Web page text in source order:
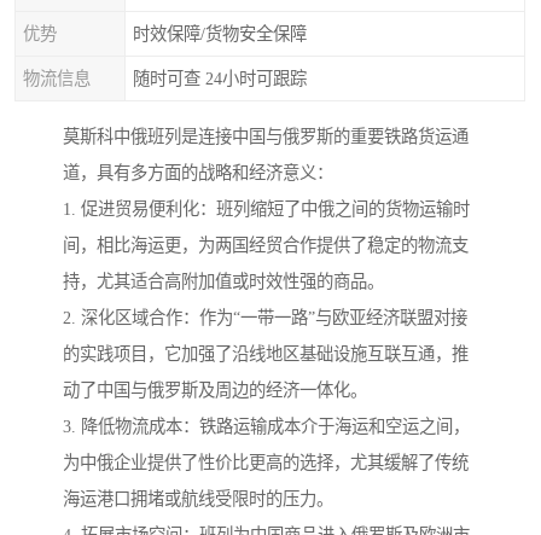
优势 时效保障/货物安全保障
物流信息 随时可查 24小时可跟踪
莫斯科中俄班列是连接中国与俄罗斯的重要铁路货运通
道，具有多方面的战略和经济意义：
1. 促进贸易便利化：班列缩短了中俄之间的货物运输时
间，相比海运更，为两国经贸合作提供了稳定的物流支
持，尤其适合高附加值或时效性强的商品。
2. 深化区域合作：作为“一带一路”与欧亚经济联盟对接
的实践项目，它加强了沿线地区基础设施互联互通，推
动了中国与俄罗斯及周边的经济一体化。
3. 降低物流成本：铁路运输成本介于海运和空运之间，
为中俄企业提供了性价比更高的选择，尤其缓解了传统
海运港口拥堵或航线受限时的压力。